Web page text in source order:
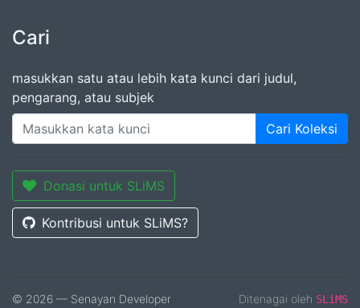
Cari
masukkan satu atau lebih kata kunci dari judul,
pengarang, atau subjek
Cari Koleksi
Donasi untuk SLiMS
Kontribusi untuk SLiMS?
© 2026 — Senayan Developer Ditenagai oleh SLiMS